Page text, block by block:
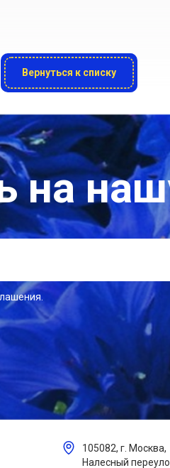
Вернуться к списку
на
105082, г. Москва,
Налесный